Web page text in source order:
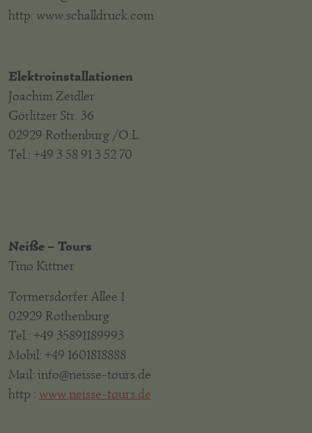
http: www.schalldruck.com
Elektroinstallationen
Joachim Zeidler
Görlitzer Str. 36
02929 Rothenburg /O.L.
Tel.: +49 3 58 91 3 52 70
Neiße – Tours
Tino Kittner
Tormersdorfer Allee 1
02929 Rothenburg
Tel.: +49 35891189993
Mobil: +49 1601818888
Mail: info@neisse-tours.de
http : www.neisse-tours.de